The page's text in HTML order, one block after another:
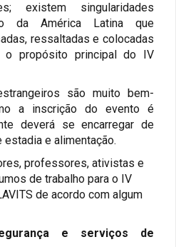
existem singularidades
da América Latina que
ressaltadas e colocadas
propósito principal do IV
são muito bem-
a inscrição do evento é
deverá se encarregar de
e alimentação.
professores, ativistas e
de trabalho para o IV
de acordo com algum
e serviços de